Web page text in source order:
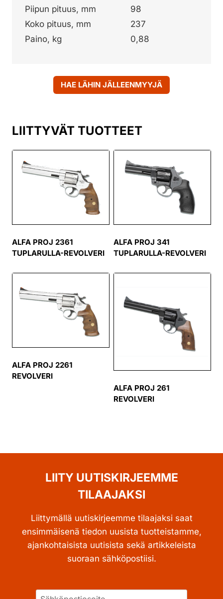
Piipun pituus, mm
98
Koko pituus, mm
237
Paino, kg
0,88
HAE LÄHIN JÄLLEENMYYJÄ
LIITTYVÄT TUOTTEET
ALFA PROJ 2361
TUPLARULLA-REVOLVERI
ALFA PROJ 341
TUPLARULLA-REVOLVERI
ALFA PROJ 2261
REVOLVERI
ALFA PROJ 261
REVOLVERI
LIITY UUTISKIRJEEMME
TILAAJAKSI
Liittymällä uutiskirjeemme tilaajaksi saat
ensimmäisenä tiedon uusista tuotteistamme,
ajankohtaisista uutisista sekä artikkeleista
suoraan sähköpostiisi.